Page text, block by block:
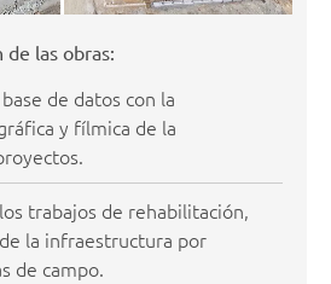
las obras:
de datos con la
y fílmica de la
trabajos de rehabilitación,
la infraestructura por
de campo.